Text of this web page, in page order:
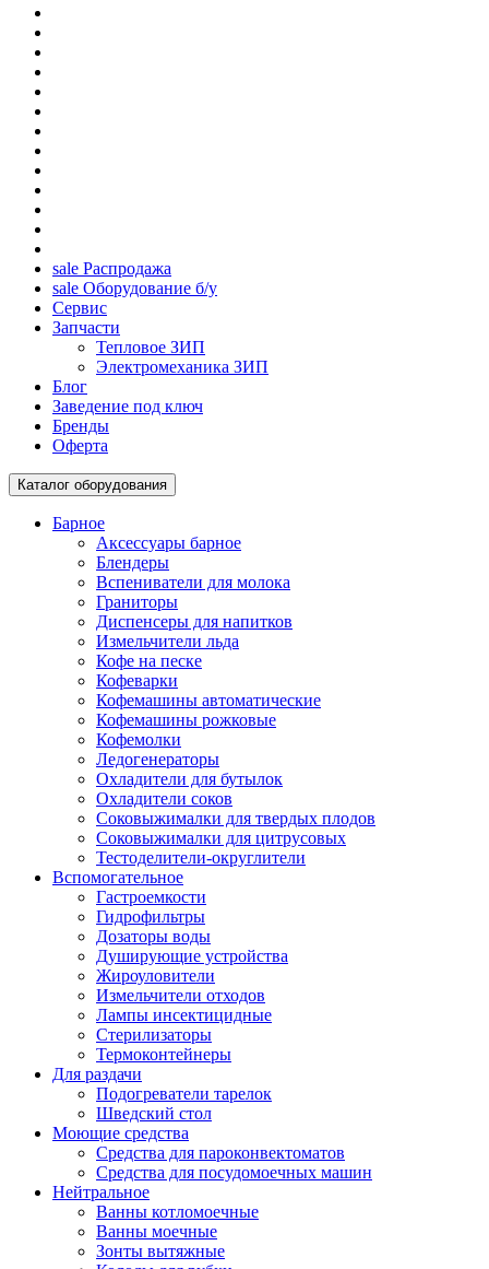
sale Распродажа
sale Оборудование б/у
Сервис
Запчасти
Тепловое ЗИП
Электромеханика ЗИП
Блог
Заведение под ключ
Бренды
Оферта
Каталог оборудования
Барное
Аксессуары барное
Блендеры
Вспениватели для молока
Граниторы
Диспенсеры для напитков
Измельчители льда
Кофе на песке
Кофеварки
Кофемашины автоматические
Кофемашины рожковые
Кофемолки
Ледогенераторы
Охладители для бутылок
Охладители соков
Соковыжималки для твердых плодов
Соковыжималки для цитрусовых
Тестоделители-округлители
Вспомогательное
Гастроемкости
Гидрофильтры
Дозаторы воды
Душирующие устройства
Жироуловители
Измельчители отходов
Лампы инсектицидные
Стерилизаторы
Термоконтейнеры
Для раздачи
Подогреватели тарелок
Шведский стол
Моющие средства
Средства для пароконвектоматов
Средства для посудомоечных машин
Нейтральное
Ванны котломоечные
Ванны моечные
Зонты вытяжные